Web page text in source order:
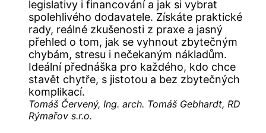
legislativy i financování a jak si vybrat
spolehlivého dodavatele. Získáte praktické
rady, reálné zkušenosti z praxe a jasný
přehled o tom, jak se vyhnout zbytečným
chybám, stresu i nečekaným nákladům.
Ideální přednáška pro každého, kdo chce
stavět chytře, s jistotou a bez zbytečných
komplikací.
Tomáš Červený, Ing. arch. Tomáš Gebhardt, RD
Rýmařov s.r.o.